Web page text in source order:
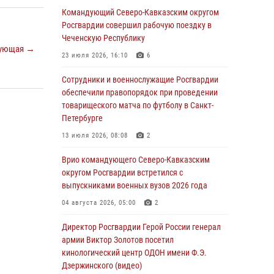
→
Военнослужащие Софринской бригады
Росгвардии встретились с участником
патриотического проекта «Дорогой
Ломоносова — дорогой к Победе в СВО»
08 августа 2026, 07:00 2 1
Росгвардейцы обеспечили безопасность
«Поезда Победы» в Кузбассе
08 августа 2026, 07:00
ОМОН «Ойрат» Управления Росгвардии по
Республике Калмыкия исполнилось 20 лет
08 августа 2026, 07:00
Росгвардии провели турнир по настольному
теннису ко Дню физкультурника
08 августа 2026, 07:00
Командующий Северо-Кавказским округом
Росгвардии совершил рабочую поездку в
Чеченскую Республику
23 июля 2026, 16:10 6
Сотрудники и военнослужащие Росгвардии
обеспечили правопорядок при проведении
товарищеского матча по футболу в Санкт-
Петербурге
13 июля 2026, 08:08 2
Врио командующего Северо-Кавказским
округом Росгвардии встретился с
выпускниками военных вузов 2026 года
04 августа 2026, 05:00 2
Директор Росгвардии Герой России генерал
армии Виктор Золотов посетил
кинологический центр ОДОН имени Ф.Э.
Дзержинского (видео)